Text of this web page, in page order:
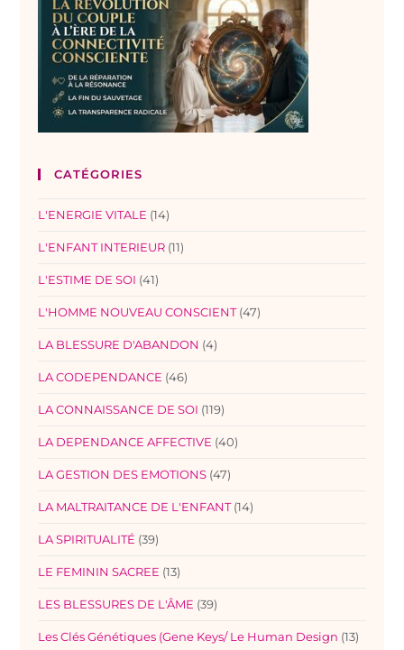
CATÉGORIES
L'ENERGIE VITALE (14)
L'ENFANT INTERIEUR (11)
L'ESTIME DE SOI (41)
L'HOMME NOUVEAU CONSCIENT (47)
LA BLESSURE D'ABANDON (4)
LA CODEPENDANCE (46)
LA CONNAISSANCE DE SOI (119)
LA DEPENDANCE AFFECTIVE (40)
LA GESTION DES EMOTIONS (47)
LA MALTRAITANCE DE L'ENFANT (14)
LA SPIRITUALITÉ (39)
LE FEMININ SACREE (13)
LES BLESSURES DE L'ÂME (39)
Les Clés Génétiques (Gene Keys/ Le Human Design (13)